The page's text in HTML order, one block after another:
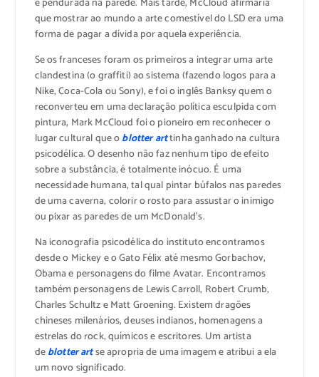
que mostrar ao mundo a arte comestível do LSD era uma
forma de pagar a dívida por aquela experiência.
Se os franceses foram os primeiros a integrar uma arte
clandestina (o graffiti) ao sistema (fazendo logos para a
Nike, Coca-Cola ou Sony), e foi o inglês Banksy quem o
reconverteu em uma declaração política esculpida com
pintura, Mark McCloud foi o pioneiro em reconhecer o
lugar cultural que oblotter arttinha ganhado na cultura
psicodélica. O desenho não faz nenhum tipo de efeito
sobre a substância, é totalmente inócuo. É uma
necessidade humana, tal qual pintar búfalos nas paredes
de uma caverna, colorir o rosto para assustar o inimigo
ou pixar as paredes de um McDonald’s.
Na iconografia psicodélica do instituto encontramos
desde o Mickey e o Gato Félix até mesmo Gorbachov,
Obama e personagens do filme Avatar. Encontramos
também personagens de Lewis Carroll, Robert Crumb,
Charles Schultz e Matt Groening. Existem dragões
chineses milenários, deuses indianos, homenagens a
estrelas do rock, químicos e escritores. Um artista
deblotter artse apropria de uma imagem e atribui a ela
um novo significado.